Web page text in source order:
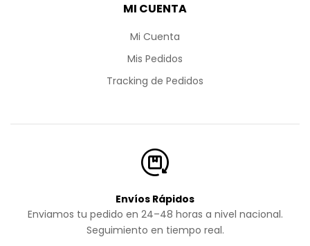
MI CUENTA
Mi Cuenta
Mis Pedidos
Tracking de Pedidos
Envíos Rápidos
Enviamos tu pedido en 24–48 horas a nivel nacional.
Seguimiento en tiempo real.